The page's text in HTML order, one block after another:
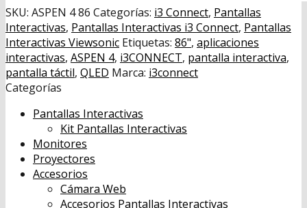
SKU: ASPEN 4 86 Categorías: i3 Connect, Pantallas
Interactivas, Pantallas Interactivas i3 Connect, Pantallas
Interactivas Viewsonic Etiquetas: 86", aplicaciones
interactivas, ASPEN 4, i3CONNECT, pantalla interactiva,
pantalla táctil, QLED Marca: i3connect
Categorías
Pantallas Interactivas
Kit Pantallas Interactivas
Monitores
Proyectores
Accesorios
Cámara Web
Accesorios Pantallas Interactivas